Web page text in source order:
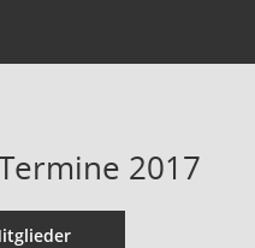
2017